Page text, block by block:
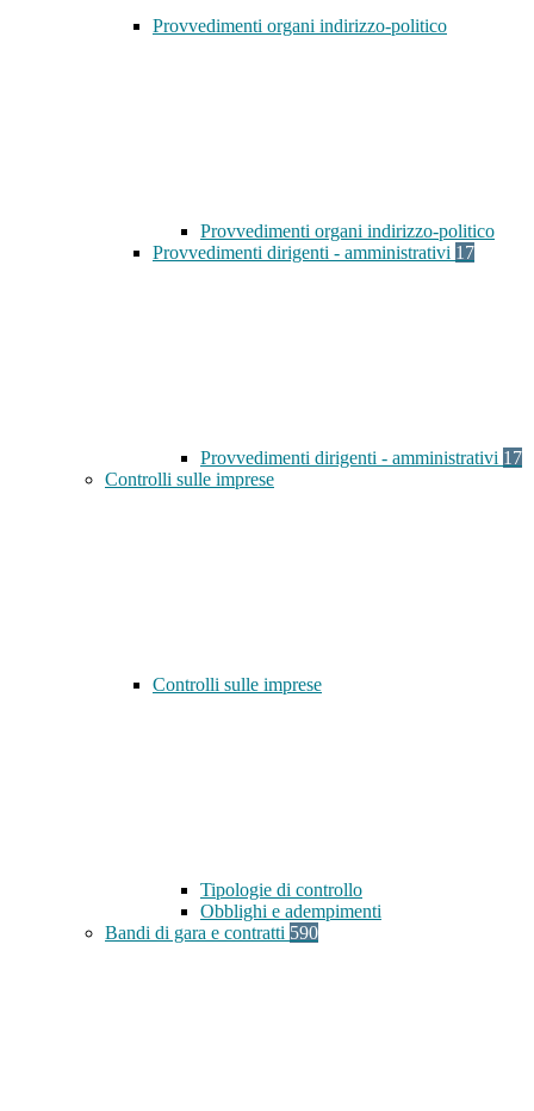
Provvedimenti organi indirizzo-politico
Provvedimenti organi indirizzo-politico
Provvedimenti dirigenti - amministrativi 17
Provvedimenti dirigenti - amministrativi 17
Controlli sulle imprese
Controlli sulle imprese
Tipologie di controllo
Obblighi e adempimenti
Bandi di gara e contratti 590